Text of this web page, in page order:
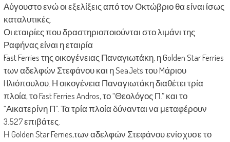
Αύγουστο ενώ οι εξελίξεις από τον Οκτώβριο θα είναι ίσως
καταλυτικές.
Οι εταιρίες που δραστηριοποιούνται στο λιμάνι της
Ραφήνας είναι η εταιρία
Fast Ferries της οικογένειας Παναγιωτάκη, η Golden Star Ferries
των αδελφών Στεφάνου και η SeaJets του Mάριου
Hλιόπουλου. Η οικογένεια Παναγιωτάκη διαθέτει τρία
πλοία, το Fast Ferries Andros, το “Θεολόγος Π.” και το
“Αικατερίνη Π”. Τα τρία πλοία δύνανται να μεταφέρουν
3.527 επιβάτες.
Η Golden Star Ferries,των αδελφών Στεφάνου ενίσχυσε το